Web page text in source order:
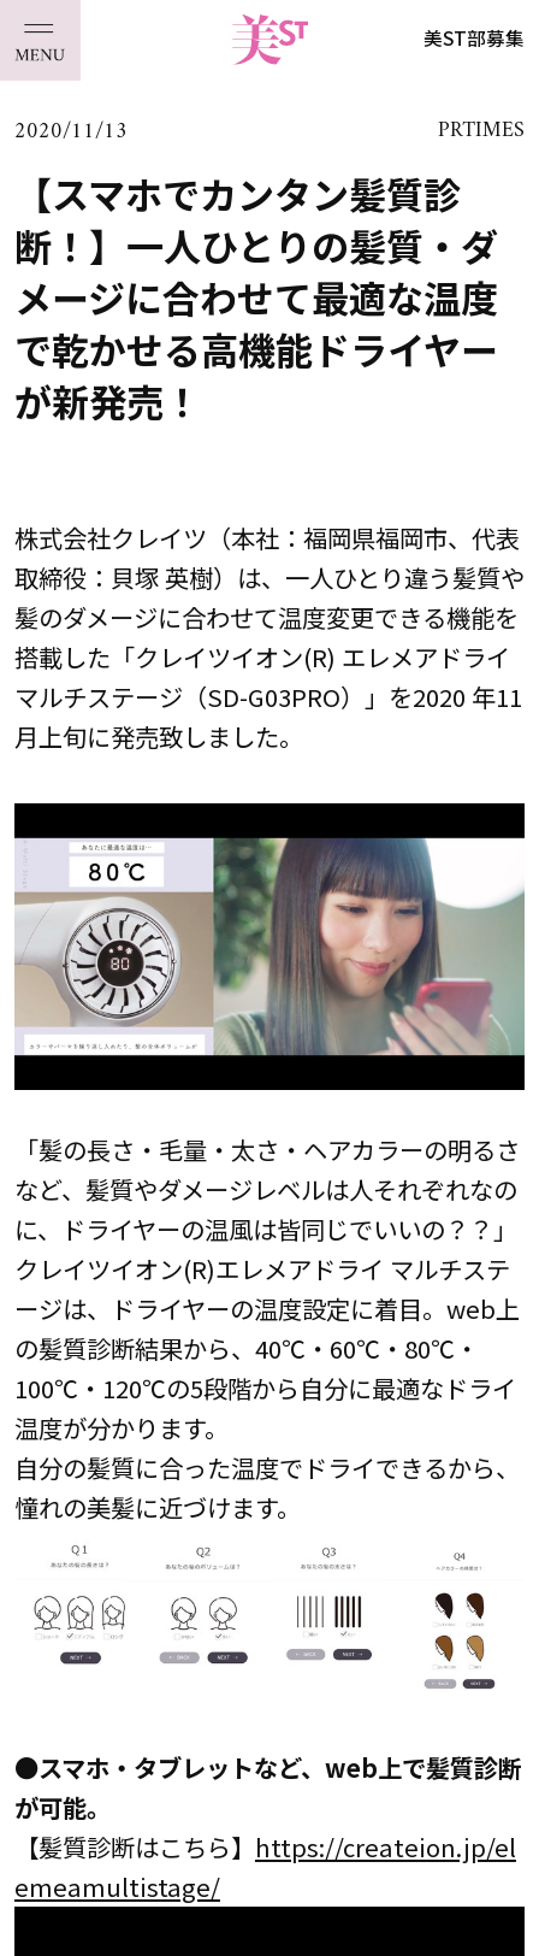
美ST部募集
2020/11/13 PRTIMES
【スマホでカンタン髪質診
断！】一人ひとりの髪質・ダ
メージに合わせて最適な温度
で乾かせる高機能ドライヤー
が新発売！
株式会社クレイツ（本社：福岡県福岡市、代表
取締役：貝塚 英樹）は、一人ひとり違う髪質や
髪のダメージに合わせて温度変更できる機能を
搭載した「クレイツイオン(R) エレメアドライ
マルチステージ（SD-G03PRO）」を2020 年11
月上旬に発売致しました。
「髪の長さ・毛量・太さ・ヘアカラーの明るさ
など、髪質やダメージレベルは人それぞれなの
に、ドライヤーの温風は皆同じでいいの？？」
クレイツイオン(R)エレメアドライ マルチステ
ージは、ドライヤーの温度設定に着目。web上
の髪質診断結果から、40℃・60℃・80℃・
100℃・120℃の5段階から自分に最適なドライ
温度が分かります。
自分の髪質に合った温度でドライできるから、
憧れの美髪に近づけます。
●スマホ・タブレットなど、web上で髪質診断
が可能。
【髪質診断はこちら】 https://createion.jp/el
emeamultistage/